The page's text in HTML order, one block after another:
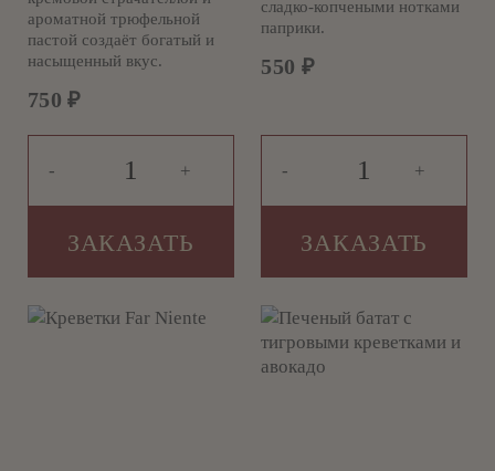
750 ₽
ароматной трюфельной
пастой создаёт богатый и
насыщенный вкус.
- +
ЗАКАЗАТЬ
550 ₽
сладко-копчеными нотками
паприки.
- +
ЗАКАЗАТЬ